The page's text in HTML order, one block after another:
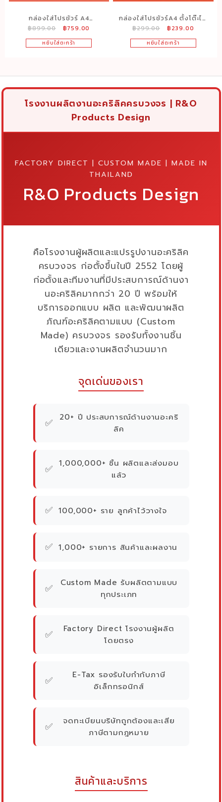
กล่องใส่โปรชัวร์ A4
แบบ3ช่อง ติดผนังได้ตั้งโต๊ะ
ได้ ขนาด 23×8.5x12cm.
฿899.00
Original
price
was:
฿759.00
price
is:
หยิบใส่ตะกร้า
กล่องใส่โปรชัวร์A4 ตั้งโต๊ะได้
ติดผนังได้แบบ 1 ช่อง แนวตั้ง
ขนาด22.5×7.5×30 cm.
฿299.00
Original
price
was:
฿239.00
price
is:
หยิบใส่ตะกร้า
โรงงานผลิตงานอะคริลิคครบวงจร | R&O
Products Design
FACTORY DIRECT | CUSTOM MADE | MADE IN
THAILAND
R&O Products Design
คือโรงงานผู้ผลิตและแปรรูปงานอะคริลิค
ครบวงจร ก่อตั้งขึ้นในปี 2552 โดยผู้
ก่อตั้งและทีมงานที่มีประสบการณ์ด้านงา
นอะคริลิคมากกว่า 20 ปี พร้อมให้
บริการออกแบบ ผลิต และพัฒนาผลิต
ภัณฑ์อะคริลิคตามแบบ (Custom
Made) ครบวงจร รองรับทั้งงานชิ้น
เดียวและงานผลิตจำนวนมาก
จุดเด่นของเรา
✅
20+ ปี ประสบการณ์ด้านงานอะคริ
ลิค
✅ 1,000,000+ ชิ้น ผลิตและส่งมอบ
แล้ว
✅ 100,000+ ราย ลูกค้าไว้วางใจ
✅ 1,000+ รายการ สินค้าและผลงาน
✅
Custom Made รับผลิตตามแบบ
ทุกประเภท
✅
Factory Direct โรงงานผู้ผลิต
โดยตรง
✅
E-Tax รองรับใบกำกับภาษี
อิเล็กทรอนิกส์
✅
จดทะเบียนบริษัทถูกต้องและเสีย
ภาษีตามกฎหมาย
สินค้าและบริการ